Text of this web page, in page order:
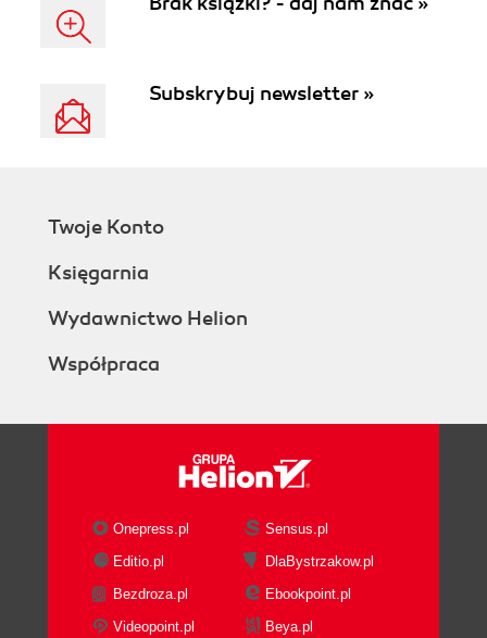
Subskrybuj newsletter »
Twoje Konto
Księgarnia
Wydawnictwo Helion
Współpraca
Onepress.pl
Sensus.pl
Editio.pl
DlaBystrzakow.pl
Bezdroza.pl
Ebookpoint.pl
Videopoint.pl
Beya.pl